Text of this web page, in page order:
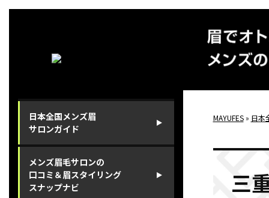
⽇本全国メンズ眉
サロンガイド
メンズ眉⽑サロンの
⼝コミ＆眉スタイリング
スナップナビ
MAYUFES» 日本
三